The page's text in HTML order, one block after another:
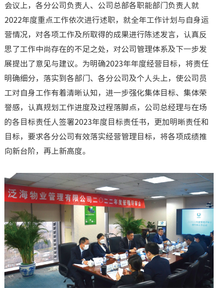
会议上，各分公司负责人、公司总部各职能部门负责人就
2022年度重点工作依次进行述职，就全年工作计划与自身运
营情况，对各项工作及所取得的成果进行陈述发言，认真反
思了工作中尚存在的不足之处，对公司管理体系及下一步发
展提出了意见与建议。为明确2023年年度经营目标，将责任
明确细分，落实到各部门、各分公司及个人头上，使公司员
工对自身工作有着清晰认知，进一步强化集体目标、集体荣
誉感，认真规划工作进度及过程落脚点，公司总经理与在场
的各目标责任人签署2023年度目标责任书，更加明晰责任和
目标，要求各分公司有效落实经营管理目标，将各项成绩推
向新台阶，再上新高度。